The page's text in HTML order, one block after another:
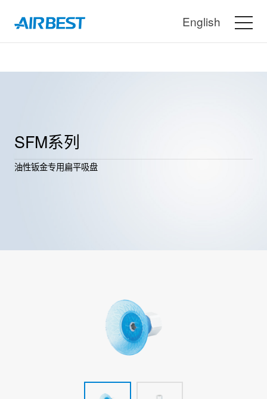
English
SFM系列
油性钣金专用扁平吸盘